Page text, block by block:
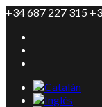
+34 687 227 315